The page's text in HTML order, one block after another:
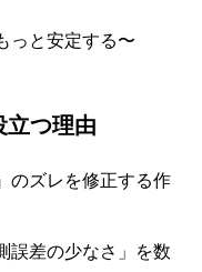
っと安定する〜
立つ理由
のズレを修正する作
誤差の少なさ」を数